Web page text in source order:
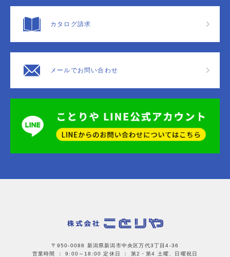
カタログ請求
メールでお問い合わせ
〒950-0088 新潟県新潟市中央区万代3丁目4-36
営業時間 ： 9:00～18:00 定休日 ： 第2・第4 土曜、日曜祝日